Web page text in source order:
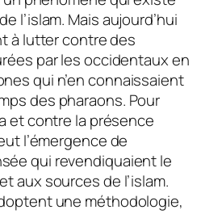
l’islam. Mais aujourd’hui
à lutter contre des
par les occidentaux en
qui n’en connaissaient
des pharaons. Pour
et contre la présence
l’émergence de
qui revendiquaient le
aux sources de l’islam.
une méthodologie,